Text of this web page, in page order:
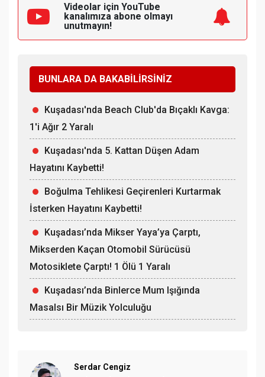
Videolar için YouTube
kanalımıza abone olmayı
unutmayın!
BUNLARA DA BAKABİLİRSİNİZ
Kuşadası'nda Beach Club'da Bıçaklı Kavga:
1'i Ağır 2 Yaralı
Kuşadası'nda 5. Kattan Düşen Adam
Hayatını Kaybetti!
Boğulma Tehlikesi Geçirenleri Kurtarmak
İsterken Hayatını Kaybetti!
Kuşadası’nda Mikser Yaya’ya Çarptı,
Mikserden Kaçan Otomobil Sürücüsü
Motosiklete Çarptı! 1 Ölü 1 Yaralı
Kuşadası’nda Binlerce Mum Işığında
Masalsı Bir Müzik Yolculuğu
Serdar Cengiz